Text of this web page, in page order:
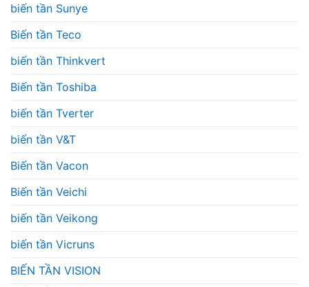
biến tần Sunye
Biến tần Teco
biến tần Thinkvert
Biến tần Toshiba
biến tần Tverter
biến tần V&T
Biến tần Vacon
Biến tần Veichi
biến tần Veikong
biến tần Vicruns
BIẾN TẦN VISION